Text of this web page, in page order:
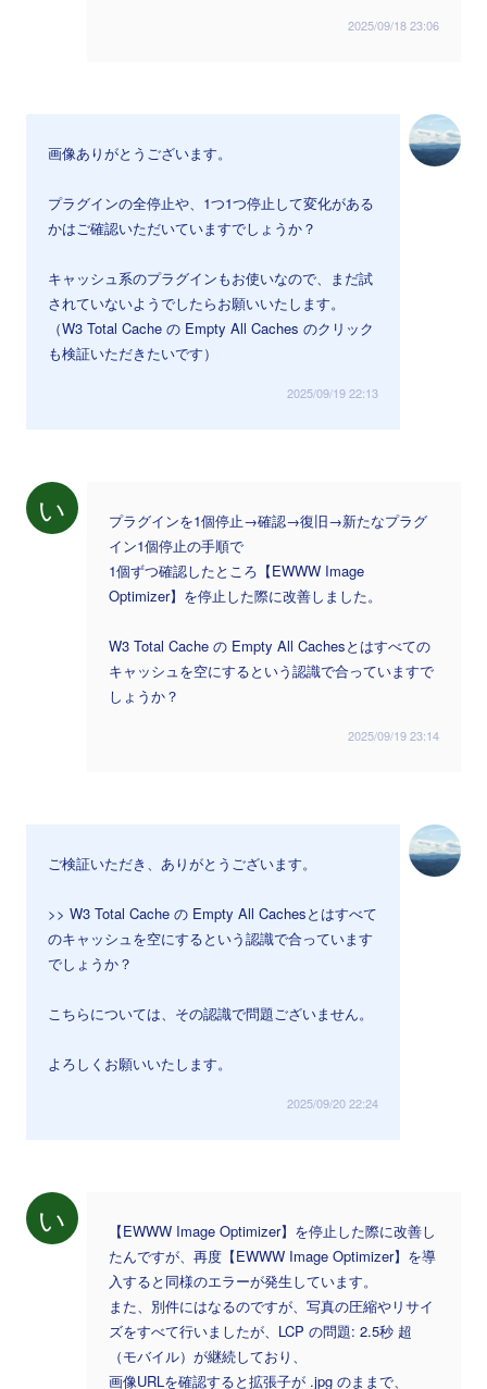
2025/09/18 23:06
画像ありがとうございます。
プラグインの全停止や、1つ1つ停止して変化がある
かはご確認いただいていますでしょうか？
キャッシュ系のプラグインもお使いなので、まだ試
されていないようでしたらお願いいたします。
（W3 Total Cache の Empty All Caches のクリック
も検証いただきたいです）
2025/09/19 22:13
い
プラグインを1個停止→確認→復旧→新たなプラグ
イン1個停止の手順で
1個ずつ確認したところ【EWWW Image
Optimizer】を停止した際に改善しました。
W3 Total Cache の Empty All Cachesとはすべての
キャッシュを空にするという認識で合っていますで
しょうか？
2025/09/19 23:14
ご検証いただき、ありがとうございます。
>> W3 Total Cache の Empty All Cachesとはすべて
のキャッシュを空にするという認識で合っています
でしょうか？
こちらについては、その認識で問題ございません。
よろしくお願いいたします。
2025/09/20 22:24
い
【EWWW Image Optimizer】を停止した際に改善し
たんですが、再度【EWWW Image Optimizer】を導
入すると同様のエラーが発生しています。
また、別件にはなるのですが、写真の圧縮やリサイ
ズをすべて行いましたが、LCP の問題: 2.5秒 超
（モバイル）が継続しており、
画像URLを確認すると拡張子が .jpg のままで、